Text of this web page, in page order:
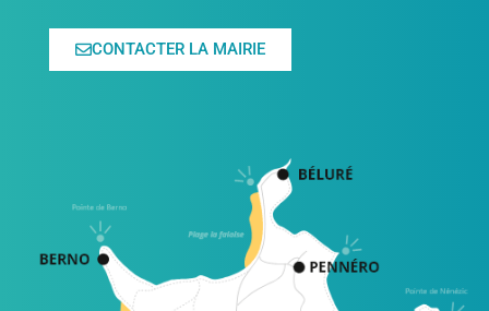
CONTACTER LA MAIRIE